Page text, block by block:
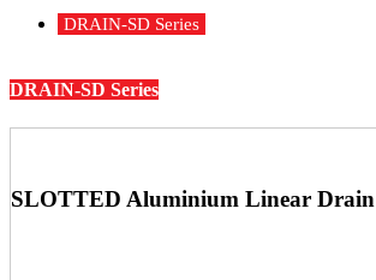
DRAIN-SD Series
DRAIN-SD Series
SLOTTED Aluminium Linear Drain